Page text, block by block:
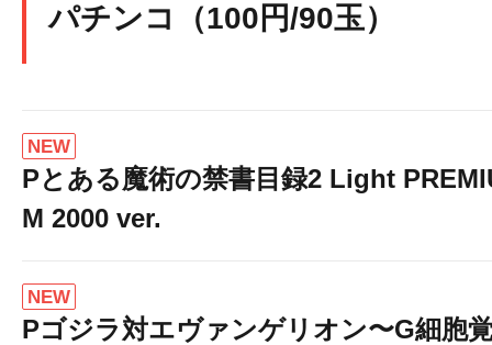
パチンコ（100円/90玉）
NEW
Pとある魔術の禁書目録2 Light
M 2000 ver.
NEW
Pゴジラ対エヴァンゲリオン〜G細胞